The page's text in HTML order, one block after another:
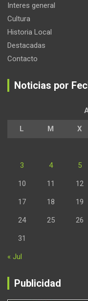
Interes general
Cultura
Historia Local
Destacadas
Contacto
Noticias por
L M X
3 4 5
10 11 12
17 18 19
24 25 26
31
« Jul
Publicidad